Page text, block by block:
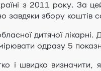
з 2011 року. За
завдяки збору
дитячої
одразу 5
і швидко визначити,